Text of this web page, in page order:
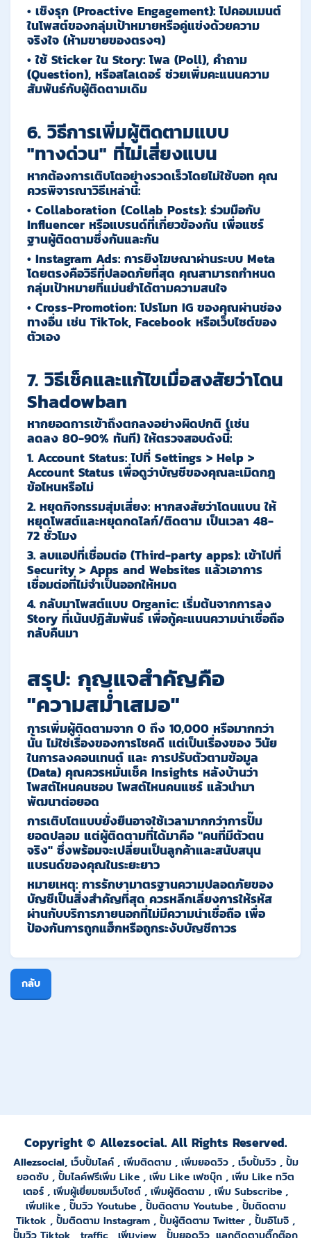
• เชิงรุก (Proactive Engagement):ไปคอมเมนต์
ในโพสต์ของกลุ่มเป้าหมายหรือคู่แข่งด้วยความ
จริงใจ (ห้ามขายของตรงๆ)
•ใช้ Sticker ใน Story:โพล (Poll), คำถาม
(Question), หรือสไลเดอร์ ช่วยเพิ่มคะแนนความ
สัมพันธ์กับผู้ติดตามเดิม
6. วิธีการเพิ่มผู้ติดตามแบบ
"ทางด่วน" ที่ไม่เสี่ยงแบน
หากต้องการเติบโตอย่างรวดเร็วโดยไม่ใช้บอท คุณ
ควรพิจารณาวิธีเหล่านี้:
• Collaboration (Collab Posts): ร่วมมือกับ
Influencer หรือแบรนด์ที่เกี่ยวข้องกัน เพื่อแชร์
ฐานผู้ติดตามซึ่งกันและกัน
• Instagram Ads: การยิงโฆษณาผ่านระบบ Meta
โดยตรงคือวิธีที่ปลอดภัยที่สุด คุณสามารถกำหนด
กลุ่มเป้าหมายที่แม่นยำได้ตามความสนใจ
• Cross-Promotion:โปรโมท IG ของคุณผ่านช่อง
ทางอื่น เช่น TikTok, Facebook หรือเว็บไซต์ของ
ตัวเอง
7. วิธีเช็คและแก้ไขเมื่อสงสัยว่าโดน
Shadowban
หากยอดการเข้าถึงตกลงอย่างผิดปกติ (เช่น
ลดลง 80-90% ทันที) ให้ตรวจสอบดังนี้:
1. Account Status:ไปที่ Settings > Help >
Account Status เพื่อดูว่าบัญชีของคุณละเมิดกฎ
ข้อไหนหรือไม่
2. หยุดกิจกรรมสุ่มเสี่ยง: หากสงสัยว่าโดนแบน ให้
หยุดโพสต์และหยุดกดไลก์/ติดตาม เป็นเวลา 48-
72 ชั่วโมง
3. ลบแอปที่เชื่อมต่อ (Third-party apps): เข้าไปที่
Security > Apps and Websites แล้วเอาการ
เชื่อมต่อที่ไม่จำเป็นออกให้หมด
4. กลับมาโพสต์แบบ Organic: เริ่มต้นจากการลง
Story ที่เน้นปฏิสัมพันธ์ เพื่อกู้คะแนนความน่าเชื่อถือ
กลับคืนมา
สรุป: กุญแจสำคัญคือ
"ความสม่ำเสมอ"
การเพิ่มผู้ติดตามจาก 0 ถึง 10,000 หรือมากกว่า
นั้น ไม่ใช่เรื่องของการโชคดี แต่เป็นเรื่องของวินัย
ในการลงคอนเทนต์ และ การปรับตัวตามข้อมูล
(Data) คุณควรหมั่นเช็ค Insights หลังบ้านว่า
โพสต์ไหนคนชอบ โพสต์ไหนคนแชร์ แล้วนำมา
พัฒนาต่อยอด
การเติบโตแบบยั่งยืนอาจใช้เวลามากกว่าการปั๊ม
ยอดปลอม แต่ผู้ติดตามที่ได้มาคือ "คนที่มีตัวตน
จริง" ซึ่งพร้อมจะเปลี่ยนเป็นลูกค้าและสนับสนุน
แบรนด์ของคุณในระยะยาว
หมายเหตุ: การรักษามาตรฐานความปลอดภัยของ
บัญชีเป็นสิ่งสำคัญที่สุด ควรหลีกเลี่ยงการให้รหัส
ผ่านกับบริการภายนอกที่ไม่มีความน่าเชื่อถือ เพื่อ
ป้องกันการถูกแฮ็กหรือถูกระงับบัญชีถาวร
กลับ
Copyright © Allezsocial. All Rights Reserved.
Allezsocial, เว็บปั้มไลค์, เพิ่มติดตาม, เพิ่มยอดวิว, เว็บปั้มวิว, ปั้ม
ยอดซับ , ปั้มไลค์ฟรีเพิ่ม Like , เพิ่ม Like เฟซบุ๊ก , เพิ่ม Like ทวิต
เตอร์ , เพิ่มผู้เยี่ยมชมเว็บไซต์ , เพิ่มผู้ติดตาม , เพิ่ม Subscribe ,
เพิ่มlike , ปั๊มวิว Youtube, ปั้มติดตาม Youtube, ปั้มติดตาม
Tiktok , ปั้มติดตาม Instagram , ปั้มผู้ติดตาม Twitter , ปั้มอิโมจิ ,